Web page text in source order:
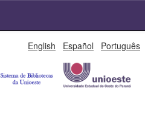
English Español Português